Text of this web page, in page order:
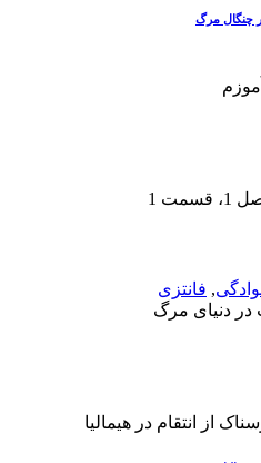
, فانتزی